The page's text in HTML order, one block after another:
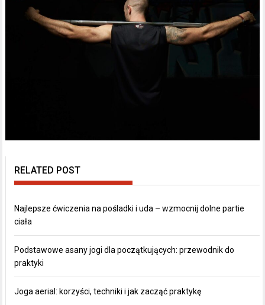
RELATED POST
Najlepsze ćwiczenia na pośladki i uda – wzmocnij dolne partie
ciała
Podstawowe asany jogi dla początkujących: przewodnik do
praktyki
Joga aerial: korzyści, techniki i jak zacząć praktykę